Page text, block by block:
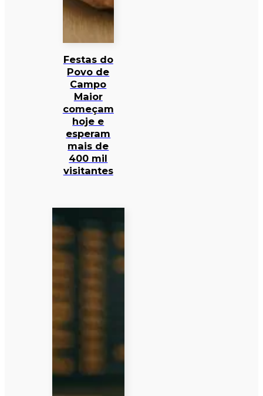
Festas do
Povo de
Campo
Maior
começam
hoje e
esperam
mais de
400 mil
visitantes